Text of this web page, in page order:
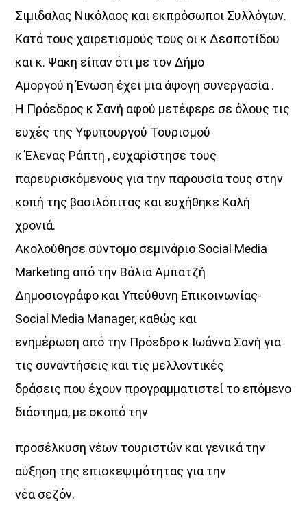
Ένωσης Αγροτικών Συναιτερισμών Νάξου
Discover More
UPCOMING SHOWS
07:30
«Στο βάθος κήπος»
08:30
10:00
Σημεία & Τέρατα
12:00
Μέρα Μεσημέρι
12:00
14:00
Μια Θάλασσα Τραγούδια
Σιμιδαλας Νικόλαος και εκπρόσωποι Συλλόγων.
Κατά τους χαιρετισμούς τους οι κ Δεσποτίδου
και κ. Ψακη είπαν ότι με τον Δήμο
Αμοργού η Ένωση έχει μια άψογη συνεργασία .
Η Πρόεδρος κ Σανή αφού μετέφερε σε όλους τις
ευχές της Υφυπουργού Τουρισμού
κ Έλενας Ράπτη , ευχαρίστησε τους
παρευρισκόμενους για την παρουσία τους στην
κοπή της βασιλόπιτας και ευχήθηκε Καλή
χρονιά.
Ακολούθησε σύντομο σεμινάριο Social Media
Marketing από την Βάλια Αμπατζή
Δημοσιογράφο και Υπεύθυνη Επικοινωνίας-
Social Media Manager, καθώς και
ενημέρωση από την Πρόεδρο κ Ιωάννα Σανή για
τις συναντήσεις και τις μελλοντικές
δράσεις που έχουν προγραμματιστεί το επόμενο
διάστημα, με σκοπό την
προσέλκυση νέων τουριστών και γενικά την
αύξηση της επισκεψιμότητας για την
νέα σεζόν.